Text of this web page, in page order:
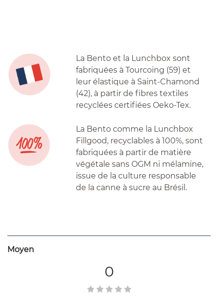
La Bento et la Lunchbox sont
fabriquées à Tourcoing (59) et
leur élastique à Saint-Chamond
(42), à partir de fibres textiles
recyclées certifiées Oeko-Tex.
La Bento comme la Lunchbox
Fillgood, recyclables à 100%, sont
fabriquées à partir de matière
végétale sans OGM ni mélamine,
issue de la culture responsable
de la canne à sucre au Brésil.
Moyen
0